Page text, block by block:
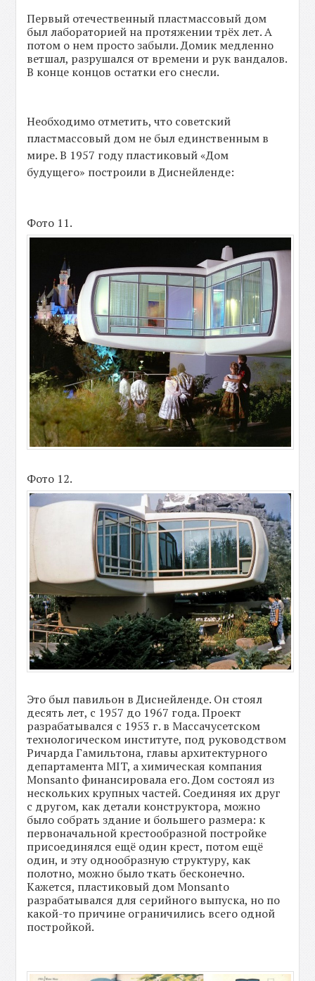
Первый отечественный пластмассовый дом
был лабораторией на протяжении трёх лет. А
потом о нем просто забыли. Домик медленно
ветшал, разрушался от времени и рук вандалов.
В конце концов остатки его снесли.
Необходимо отметить, что советский
пластмассовый дом не был единственным в
мире. В 1957 году пластиковый «Дом
будущего» построили в Диснейленде:
Фото 11.
Фото 12.
Это был павильон в Диснейленде. Он стоял
десять лет, с 1957 до 1967 года. Проект
разрабатывался с 1953 г. в Массачусетском
технологическом институте, под руководством
Ричарда Гамильтона, главы архитектурного
департамента MIT, а химическая компания
Monsanto финансировала его. Дом состоял из
нескольких крупных частей. Соединяя их друг
с другом, как детали конструктора, можно
было собрать здание и большего размера: к
первоначальной крестообразной постройке
присоединялся ещё один крест, потом ещё
один, и эту однообразную структуру, как
полотно, можно было ткать бесконечно.
Кажется, пластиковый дом Monsanto
разрабатывался для серийного выпуска, но по
какой-то причине ограничились всего одной
постройкой.